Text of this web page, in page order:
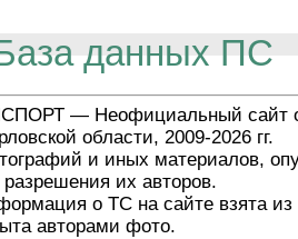
данных ПС
— Неофициальный сайт
области, 2009-2026 гг.
и иных материалов,
разрешения их авторов.
о ТС на сайте взята из
авторами фото.